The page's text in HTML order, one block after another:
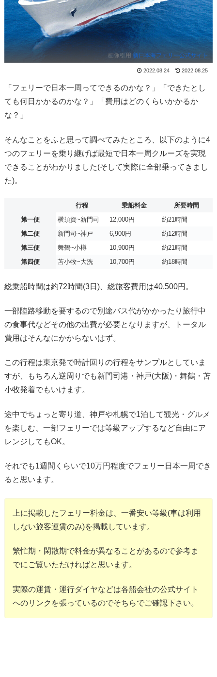
画像引用:新日本海フェリー公式サイト
2022.08.24 2022.08.25
「フェリーで日本一周ってできるのかな？」「できたとし
ても何日かかるのかな？」「費用はどのくらいかかるか
な？」
そんなことをふと思って調べてみたところ、以下のように4
つのフェリーを乗り継げば最短で日本一周クルーズを実現
できることがわかりました(そして実際に全部乗ってきまし
た)。
行程 乗船料金
所要時間
第一便
横須賀~新門司 12,000円
約21時間
第二便
新門司~神戸 6,900円
約12時間
第三便
舞鶴~小樽 10,900円
約21時間
第四便
苫小牧~大洗 10,700円 約18時間
総乗船時間は約72時間(3日)、総旅客費用は40,500円。
一部陸路移動を要するので別途バス代がかかったり旅行中
の食事代などその他の出費が必要となりますが、トータル
費用はそんなにかからないはず。
この行程は東京発で時計回りの行程をサンプルとしていま
すが、もちろん逆周りでも新門司港・神戸(大阪)・舞鶴・苫
小牧発着でもいけます。
途中でちょっと寄り道、神戸や札幌で1泊して観光・グルメ
を楽しむ、一部フェリーでは等級アップするなど自由にア
レンジしてもOK。
それでも1週間くらいで10万円程度でフェリー日本一周でき
ると思います。
上に掲載したフェリー料金は、一番安い等級(車は利用
しない旅客運賃のみ)を掲載しています。
繁忙期・閑散期で料金が異なることがあるので参考ま
でにご覧いただければと思います。
実際の運賃・運行ダイヤなどは各船会社の公式サイト
へのリンクを張っているのでそちらでご確認下さい。